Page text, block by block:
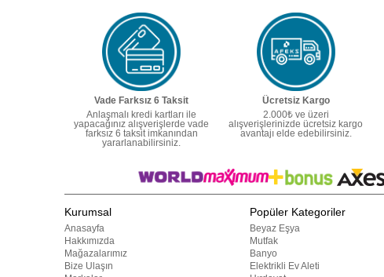
Vade Farksız 6 Taksit
Anlaşmalı kredi kartları ile
yapacağınız alışverişlerde vade
farksız 6 taksit imkanından
yararlanabilirsiniz.
Ücretsiz Kargo
2.000₺ ve üzeri
alışverişlerinizde ücretsiz kargo
avantajı elde edebilirsiniz.
Kurumsal
Anasayfa
Hakkımızda
Mağazalarımız
Bize Ulaşın
Popüler Kategoriler
Beyaz Eşya
Mutfak
Banyo
Elektrikli Ev Aleti